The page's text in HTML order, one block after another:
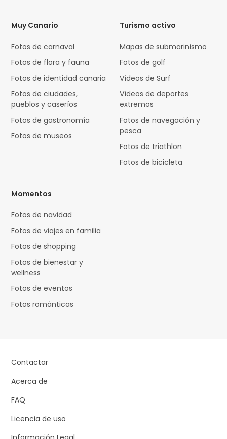
Muy Canario
Fotos de carnaval
Fotos de flora y fauna
Fotos de identidad canaria
Fotos de ciudades,
pueblos y caseríos
Fotos de gastronomía
Fotos de museos
Turismo activo
Mapas de submarinismo
Fotos de golf
Vídeos de Surf
Vídeos de deportes
extremos
Fotos de navegación y
pesca
Fotos de triathlon
Fotos de bicicleta
Momentos
Fotos de navidad
Fotos de viajes en familia
Fotos de shopping
Fotos de bienestar y
wellness
Fotos de eventos
Fotos románticas
Contactar
Acerca de
FAQ
Licencia de uso